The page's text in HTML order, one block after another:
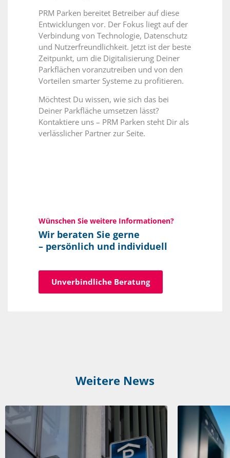
PRM Parken bereitet Betreiber auf diese
Entwicklungen vor. Der Fokus liegt auf der
Verbindung von Technologie, Datenschutz
und Nutzerfreundlichkeit. Jetzt ist der beste
Zeitpunkt, um die Digitalisierung Deiner
Parkflächen voranzutreiben und von den
Vorteilen smarter Systeme zu profitieren.
Möchtest Du wissen, wie sich das bei
Deiner Parkfläche umsetzen lässt?
Kontaktiere uns – PRM Parken steht Dir als
verlässlicher Partner zur Seite.
Wünschen Sie weitere Informationen?
Wir beraten Sie gerne
– persönlich und individuell
Unverbindliche Beratung
Weitere News